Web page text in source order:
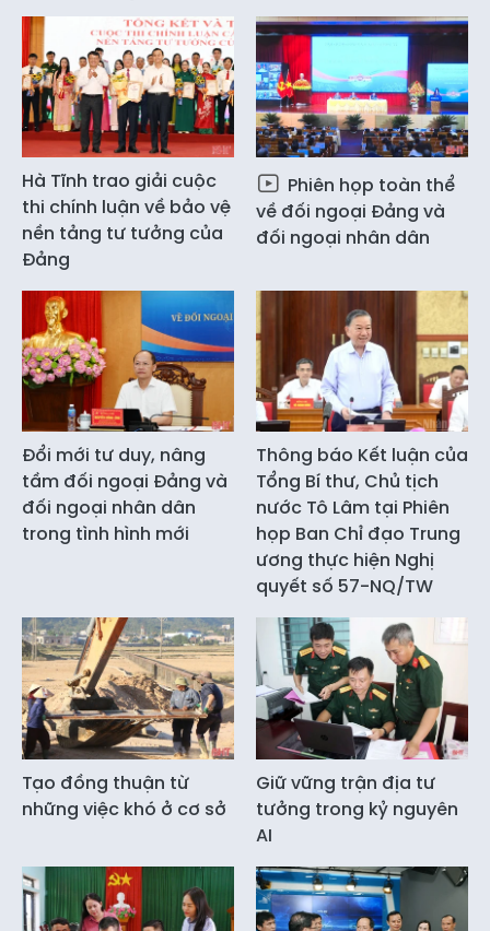
Hà Tĩnh trao giải cuộc
thi chính luận về bảo vệ
nền tảng tư tưởng của
Đảng
Phiên họp toàn thể
về đối ngoại Đảng và
đối ngoại nhân dân
Đổi mới tư duy, nâng
tầm đối ngoại Đảng và
đối ngoại nhân dân
trong tình hình mới
Thông báo Kết luận của
Tổng Bí thư, Chủ tịch
nước Tô Lâm tại Phiên
họp Ban Chỉ đạo Trung
ương thực hiện Nghị
quyết số 57-NQ/TW
Tạo đồng thuận từ
những việc khó ở cơ sở
Giữ vững trận địa tư
tưởng trong kỷ nguyên
AI